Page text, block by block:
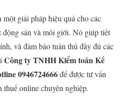
giải pháp hiệu quả cho các
động sản và môi giới. Nó giúp tiết
và đảm bảo tuân thủ đầy đủ các
Công ty TNHH Kiểm toán Kế
0946724666để được tư vấn
online chuyên nghiệp.